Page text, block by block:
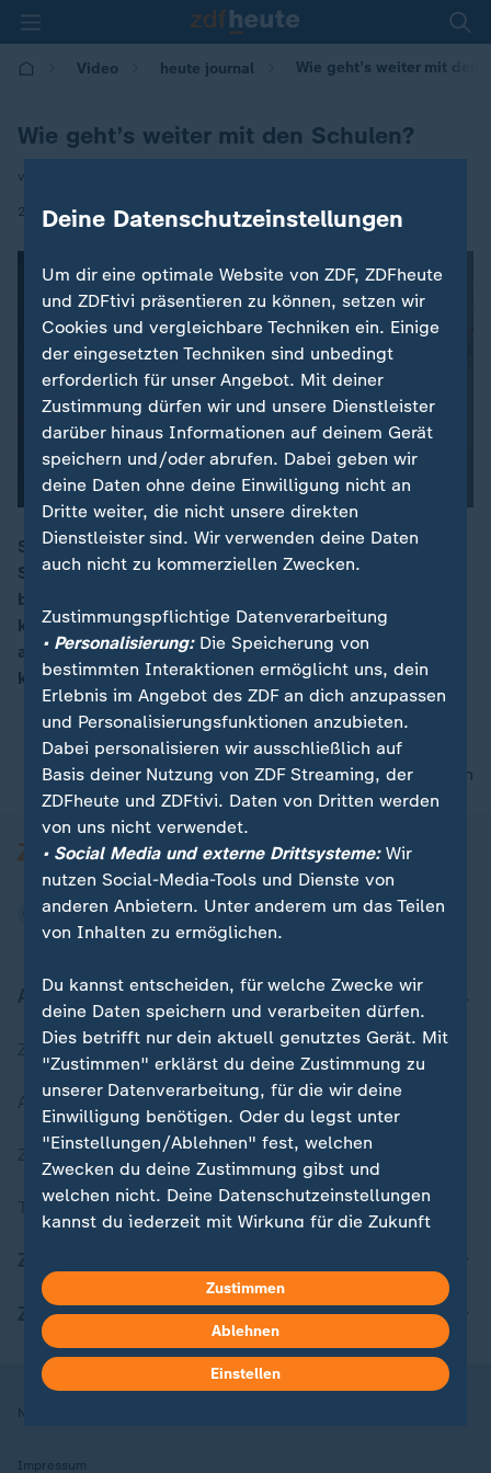
Video heute journal Wie geht’s weiter mit den
Wie geht’s weiter mit den Schulen?
von Malin Ihlau / Friederike Streib
25.04.2021 | 21:45
Seit Dezember kein Präsenzunterricht - für viele
Schüler*innen ist das Corona-Realität. Die
bundesweite starre Kopplung an Inzidenzwerte, die
keinen Raum lässt, Schulöffnungen etwa durch breit
angelegtes Testen zu ermöglichen, wird zunehmend
kritisiert.
nach oben
Aktuell bei ZDFheute
Zuletzt veröffentlicht
Aktuelle Sendungs-Videos
ZDFheute Stories
Themen im Überblick
ZDFheute Apps
Nutzungsbedingungen
Impressum
Deine Datenschutzeinstellungen
Um dir eine optimale Website von ZDF, ZDFheute
und ZDFtivi präsentieren zu können, setzen wir
Cookies und vergleichbare Techniken ein. Einige
der eingesetzten Techniken sind unbedingt
erforderlich für unser Angebot. Mit deiner
Zustimmung dürfen wir und unsere Dienstleister
darüber hinaus Informationen auf deinem Gerät
speichern und/oder abrufen. Dabei geben wir
deine Daten ohne deine Einwilligung nicht an
Dritte weiter, die nicht unsere direkten
Dienstleister sind. Wir verwenden deine Daten
auch nicht zu kommerziellen Zwecken.
Zustimmungspflichtige Datenverarbeitung
• Personalisierung:Die Speicherung von
bestimmten Interaktionen ermöglicht uns, dein
Erlebnis im Angebot des ZDF an dich anzupassen
und Personalisierungsfunktionen anzubieten.
Dabei personalisieren wir ausschließlich auf
Basis deiner Nutzung von ZDF Streaming, der
ZDFheute und ZDFtivi. Daten von Dritten werden
von uns nicht verwendet.
• Social Media und externe Drittsysteme:Wir
nutzen Social-Media-Tools und Dienste von
anderen Anbietern. Unter anderem um das Teilen
von Inhalten zu ermöglichen.
Du kannst entscheiden, für welche Zwecke wir
deine Daten speichern und verarbeiten dürfen.
Dies betrifft nur dein aktuell genutztes Gerät. Mit
"Zustimmen" erklärst du deine Zustimmung zu
unserer Datenverarbeitung, für die wir deine
Einwilligung benötigen. Oder du legst unter
"Einstellungen/Ablehnen" fest, welchen
Zwecken du deine Zustimmung gibst und
welchen nicht. Deine Datenschutzeinstellungen
kannst du jederzeit mit Wirkung für die Zukunft
Hier findest du das Impressum.
Weitere Informationen findest du in unserer
Datenschutzerklärung.
Zustimmen
Ablehnen
Einstellen